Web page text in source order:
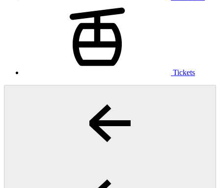
Tickets